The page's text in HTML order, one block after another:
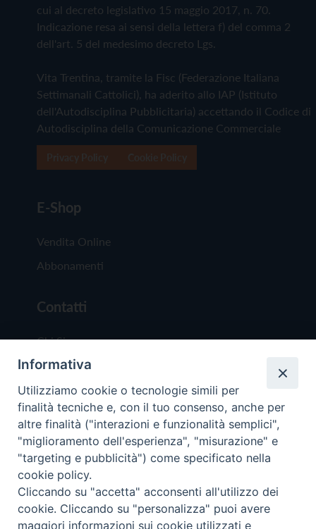
cui al decreto legislativo 15 maggio 2017, n. 70.
Indicazione resa ai sensi della lettera f) del comma 2
dell'art. 5 del medesimo decreto Lgs.
Vita Trentina, tramite la Fisc (Federazione Italiana
Settimanali Cattolici), ha aderito allo IAP (Istituto
dell'Autodisciplina Pubblicitaria) accettando il Codice di
Autodisciplina della Comunicazione Commerciale
E-Shop
Vendita Online
Abbonamenti
Contatti
Chi Siamo
Redazione
Scrivici
Copyright © 2019 - Tutti i diritti riservati - Vita
Trentina Editrice
Informativa
Utilizziamo cookie o tecnologie simili per
finalità tecniche e, con il tuo consenso, anche per
altre finalità ("interazioni e funzionalità semplici",
"miglioramento dell'esperienza", "misurazione" e
"targeting e pubblicità") come specificato nella
cookie policy.
Cliccando su "accetta" acconsenti all'utilizzo dei
cookie. Cliccando su "personalizza" puoi avere
maggiori informazioni sui cookie utilizzati e